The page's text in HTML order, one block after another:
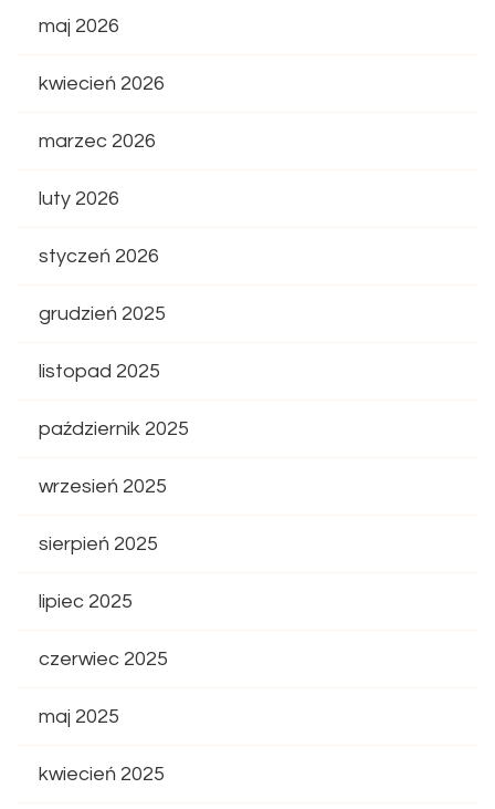
maj 2026
kwiecień 2026
marzec 2026
luty 2026
styczeń 2026
grudzień 2025
listopad 2025
październik 2025
wrzesień 2025
sierpień 2025
lipiec 2025
czerwiec 2025
maj 2025
kwiecień 2025